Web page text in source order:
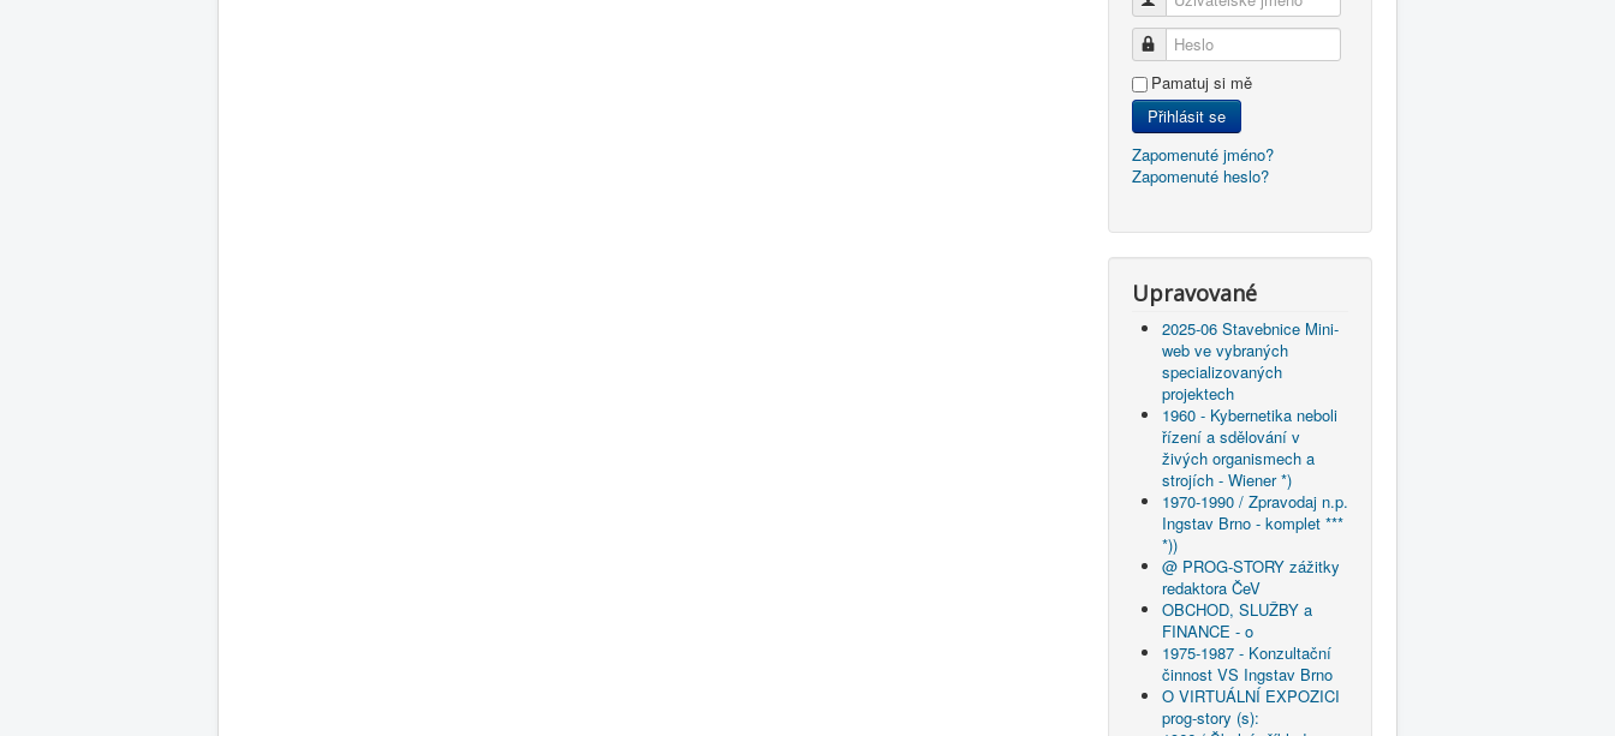
Heslo
Pamatuj si mě
Přihlásit se
Zapomenuté jméno?
Zapomenuté heslo?
Upravované
2025-06 Stavebnice Mini-
web ve vybraných
specializovaných
projektech
1960 - Kybernetika neboli
řízení a sdělování v
živých organismech a
strojích - Wiener *)
1970-1990 / Zpravodaj n.p.
Ingstav Brno - komplet ***
*))
@ PROG-STORY zážitky
redaktora ČeV
OBCHOD, SLUŽBY a
FINANCE - o
1975-1987 - Konzultační
činnost VS Ingstav Brno
O VIRTUÁLNÍ EXPOZICI
prog-story (s):